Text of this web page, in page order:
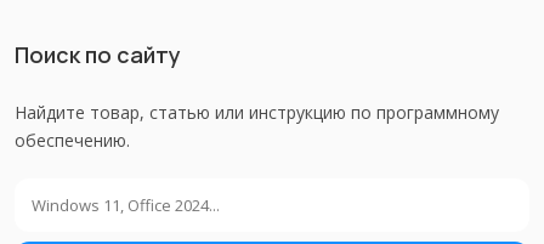
Поиск по сайту
Найдите товар, статью или инструкцию по программному
обеспечению.